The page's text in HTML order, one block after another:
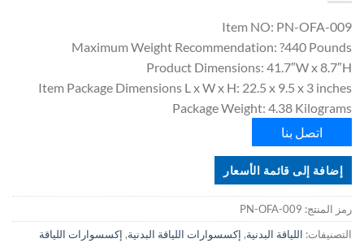
Item NO: PN-OFA-009
Maximum Weight Recommendation: ?440 Pounds
Product Dimensions: 41.7″W x 8.7″H
Item Package Dimensions L x W x H: 22.5 x 9.5 x 3 inches
Package Weight: 4.38 Kilograms
اتصل بنا
إضافة إلى قائمة الأسعار
رمز المنتج: PN-OFA-009
التصنيفات: اللياقة البدنية, إكسسوارات اللياقة البدنية, إكسسوارات اللياقة